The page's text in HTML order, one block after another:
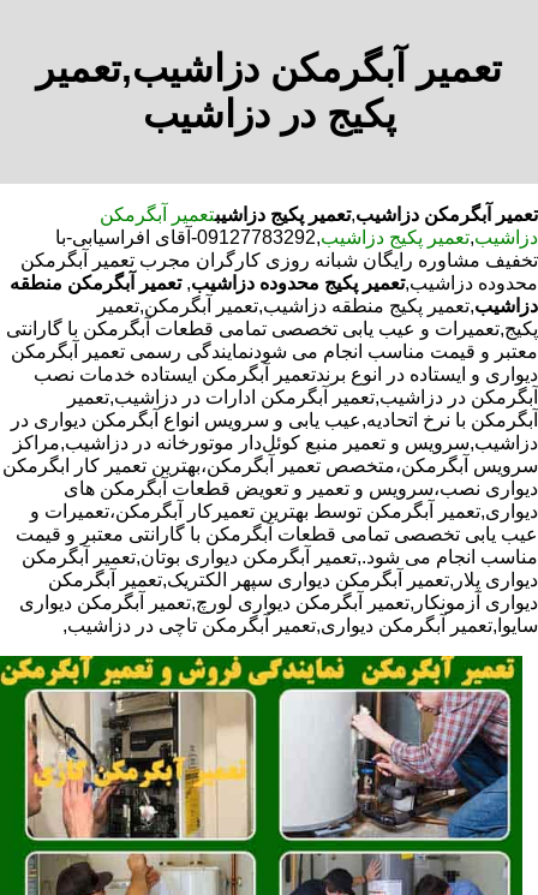
تعمیر آبگرمکن دزاشیب,تعمیر
پکیج در دزاشیب
تعمیر آبگرمکن دزاشیب,تعمیر پکیج دزاشیبتعمیر آبگرمکن
دزاشیب,تعمیر پکیج دزاشیب
,09127783292-آقای افراسیابی-با
تخفیف مشاوره رایگان شبانه روزی کارگران مجرب تعمیر آبگرمکن
محدوده دزاشیب,تعمیر پکیج محدوده دزاشیب, تعمیر آبگرمکن منطقه
دزاشیب,تعمیر پکیج منطقه دزاشیب,تعمیر آبگرمکن,تعمیر
پکیج,تعمیرات و عیب یابی تخصصی تمامی قطعات آبگرمکن با گارانتی
معتبر و قیمت مناسب انجام می شودنمایندگی رسمی تعمیر آبگرمکن
دیواری و ایستاده در انوع برندتعمیر آبگرمکن ایستاده خدمات نصب
آبگرمکن در دزاشیب,تعمیر آبگرمکن ادارات در دزاشیب,تعمیر
آبگرمکن با نرخ اتحادیه,عیب یابی و سرویس انواع آبگرمکن دیواری در
دزاشیب,سرویس و تعمیر منبع کوئل‌دار موتورخانه در دزاشیب,مراکز
سرویس آبگرمکن،متخصص تعمیر آبگرمکن،بهترین تعمیر کار ابگرمکن
دیواری نصب،سرویس و تعمیر و تعویض قطعات آبگرمکن های
دیواری,تعمیر آبگرمکن توسط بهترین تعمیرکار آبگرمکن،تعمیرات و
عیب یابی تخصصی تمامی قطعات آبگرمکن با گارانتی معتبر و قیمت
مناسب انجام می شود.,تعمیر آبگرمکن دیواری بوتان,تعمیر آبگرمکن
دیواری پلار,تعمیر آبگرمکن دیواری سپهر الکتریک,تعمیر آبگرمکن
دیواری آزمونکار,تعمیر آبگرمکن دیواری لورچ,تعمیر آبگرمکن دیواری
سایوا,تعمیر آبگرمکن دیواری,تعمیر آبگرمکن تاچی در دزاشیب,